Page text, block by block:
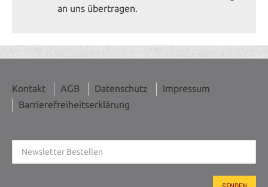
an uns übertragen.
Kontakt AGB Datenschutz
Impressum
Barrierefreiheitserklärung